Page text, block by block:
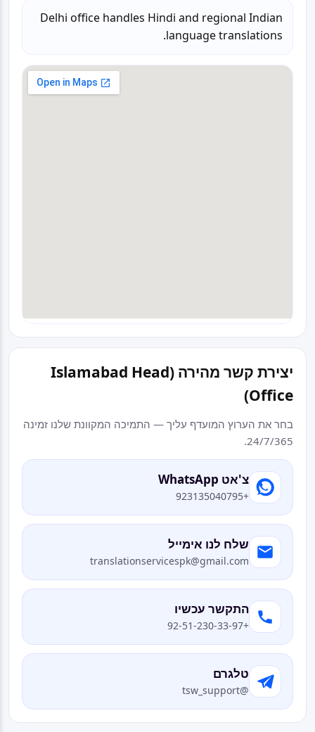
Delhi office handles Hindi and regional Indian
language translations.
יצירת קשר מהירה (Islamabad Head
Office)
בחר את הערוץ המועדף עליך — התמיכה המקוונת שלנו זמינה
24/7/365.
צ'אט WhatsApp
+923135040795
שלח לנו אימייל
translationservicespk@gmail.com
התקשר עכשיו
+92-51-230-33-97
טלגרם
@tsw_support